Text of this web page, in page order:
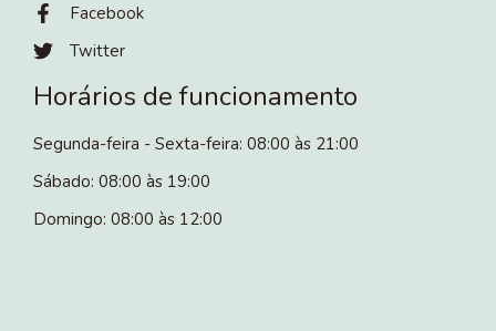
Facebook
Twitter
Horários de funcionamento
Segunda-feira - Sexta-feira: 08:00 às 21:00
Sábado: 08:00 às 19:00
Domingo: 08:00 às 12:00